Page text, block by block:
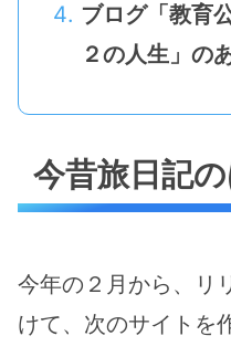
ブログ「教育
２の人生」の
今昔旅日記
今年の２月から、リ
けて、次のサイトを